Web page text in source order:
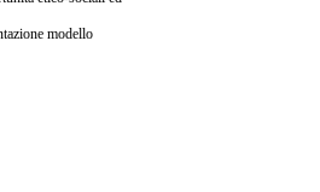
modello